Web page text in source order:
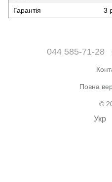
Гарантія 3
044 585-71-28
Повна
©
Укр